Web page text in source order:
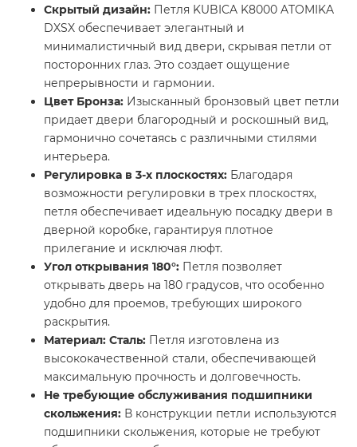
Скрытый дизайн: Петля KUBICA K8000 ATOMIKA
DXSX обеспечивает элегантный и
минималистичный вид двери, скрывая петли от
посторонних глаз. Это создает ощущение
непрерывности и гармонии.
Цвет Бронза: Изысканный бронзовый цвет петли
придает двери благородный и роскошный вид,
гармонично сочетаясь с различными стилями
интерьера.
Регулировка в 3-х плоскостях: Благодаря
возможности регулировки в трех плоскостях,
петля обеспечивает идеальную посадку двери в
дверной коробке, гарантируя плотное
прилегание и исключая люфт.
Угол открывания 180°: Петля позволяет
открывать дверь на 180 градусов, что особенно
удобно для проемов, требующих широкого
раскрытия.
Материал: Сталь: Петля изготовлена из
высококачественной стали, обеспечивающей
максимальную прочность и долговечность.
Не требующие обслуживания подшипники
скольжения: В конструкции петли используются
подшипники скольжения, которые не требуют